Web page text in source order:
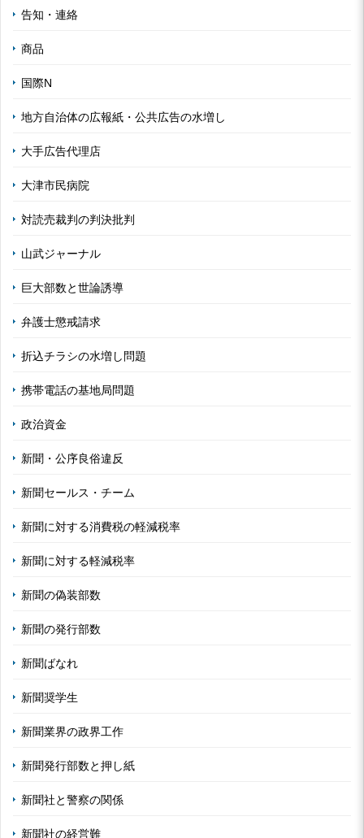
告知・連絡
商品
国際N
地方自治体の広報紙・公共広告の水増し
大手広告代理店
大津市民病院
対読売裁判の判決批判
山武ジャーナル
巨大部数と世論誘導
弁護士懲戒請求
折込チラシの水増し問題
携帯電話の基地局問題
政治資金
新聞・公序良俗違反
新聞セールス・チーム
新聞に対する消費税の軽減税率
新聞に対する軽減税率
新聞の偽装部数
新聞の発行部数
新聞ばなれ
新聞奨学生
新聞業界の政界工作
新聞発行部数と押し紙
新聞社と警察の関係
新聞社の経営難